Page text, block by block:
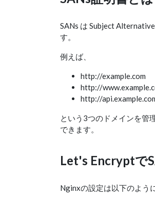
SANs は Subject
す。
例えば、
http://example.com
http://
http://
という3つのドメインを管
できます。
Let's Encryptで
Nginxの設定は以下のよう